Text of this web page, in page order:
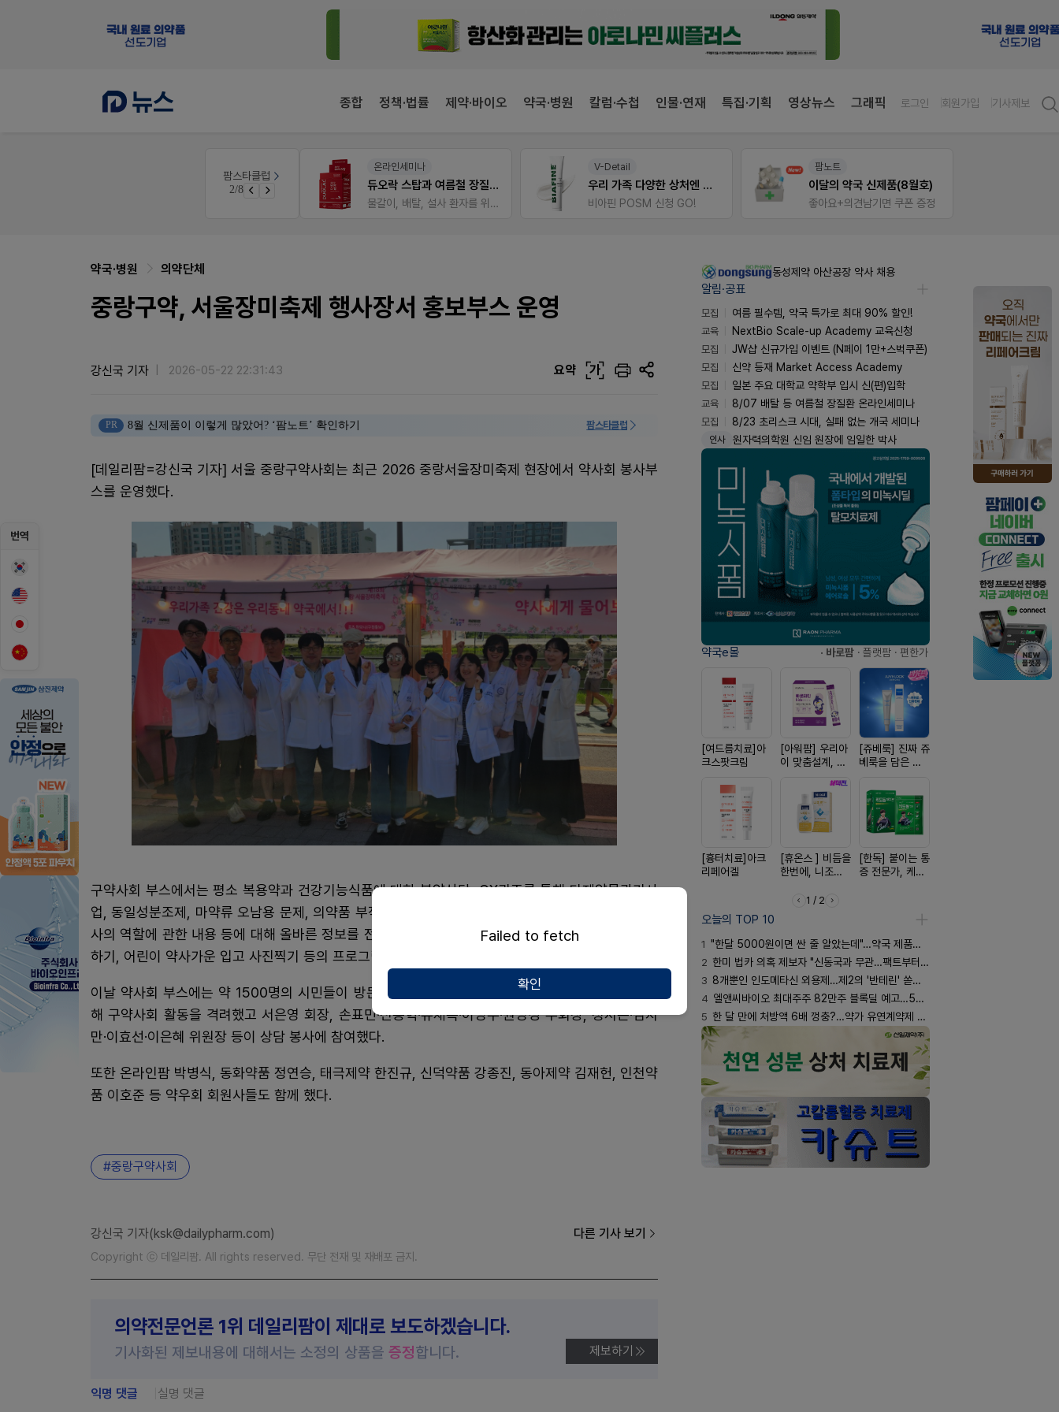
종합 정책·법률 제약·바이오 약국·병원 칼럼·수첩 인물·연재 특집·기획 영상뉴스 그래픽 로그인 회원가입 기사제보
팜스타클럽
3/8 듀오락 스탑과 여름철 장질환 대응법
V-Detail
우리 가족 다양한 상처엔 비아핀!
비아핀 POSM 신청 GO!
팜노트
이달의 약국 신제품(8월호)
좋아요+의견남기면 쿠폰 증정
약사 전용 온라인몰
JW SHOP
가입 시 네이버 1만포인트 + 스벅쿠폰
번역
약국·병원 의약단체
중랑구약, 서울장미축제 행사장서 홍보부스 운영
강신국 기자 2026-05-22 22:31:43 요약 가
PR 8월 신제품이 이렇게 많았어? ‘팜노트’ 확인하기 팜스타클럽
[데일리팜=강신국 기자] 서울 중랑구약사회는 최근 2026 중랑서울장미축제 현장에서 약사회 봉사부
스를 운영했다.
구약사회 부스에서는 평소 복용약과 건강기능식품에 대한 복약상담, OX퀴즈를 통해 다제약물관리사
업, 동일성분조제, 마약류 오남용 문제, 의약품 부작용 대처 방법, 약국 에티켓, 돌봄통합 사업에서 약
사의 역할에 관한 내용 등에 대해 올바른 정보를 전달하는 활동 및 대체조제 홍보를 위한 스티커 부착
하기, 어린이 약사가운 입고 사진찍기 등의 프로그램을 운영했다.
이날 약사회 부스에는 약 1500명의 시민들이 방문했다. 행사에는 서울시약사회 김위학 회장이 방문
해 구약사회 활동을 격려했고 서은영 회장, 손표민·전종혁·유재목·이영수·원영경 부회장, 정시온·김지
만·이효선·이은혜 위원장 등이 상담 봉사에 참여했다.
또한 온라인팜 박병식, 동화약품 정연승, 태극제약 한진규, 신덕약품 강종진, 동아제약 김재헌, 인천약
품 이호준 등 약우회 회원사들도 함께 했다.
중랑구약사회
강신국 기자(ksk@dailypharm.com) 다른 기사 보기
Copyright ⓒ 데일리팜. All rights reserved. 무단 전재 및 재배포 금지.
의약전문언론 1위 데일리팜이 제대로 보도하겠습니다.
기사화된 제보내용에 대해서는 소정의 상품을 증정합니다. 제보하기
익명 댓글 실명 댓글
동성제약 아산공장 약사 채용
알림·공표
모집
여름 필수템, 약국 특가로 최대 90% 할인!
교육
NextBio Scale-up Academy 교육신청
모집
JW샵 신규가입 이벤트 (N페이 1만+스벅쿠폰)
모집
신약 등재 Market Access Academy
모집
일본 주요 대학교 약학부 입시 신(편)입학
교육
8/07 배탈 등 여름철 장질환 온라인세미나
모집
8/23 초리스크 시대, 실패 없는 개국 세미나
인사 원자력의학원 신임 원장에 임일한 박사
약국e몰 · 바로팜 · 플랫팜 · 편한가
[여드름치료]아
크스팟크림
[아워팜] 우리아
이 맞춤설계, 바
[쥬베룩] 진짜 쥬
베룩을 담은 약
크림
[흉터치료]아크
리페어겔
[휴온스 ] 비듬을
한번에, 니조랄
[한독] 붙이는 통
증 전문가, 케토
1 / 2
오늘의 TOP 10
1 "한달 5000원이면 싼 줄 알았는데"…약국 제품과 비교해보니
2 한미 법카 의혹 제보자 "신동국과 무관…팩트부터 따져야"
3 8개뿐인 인도메타신 외용제…제2의 '반테린' 쏟아지나
4 엘앤씨바이오 최대주주 82만주 블록딜 예고…500억 규모
5 한 달 만에 처방액 6배 껑충?…약가 유연계약제 착시효과
Failed to fetch
확인